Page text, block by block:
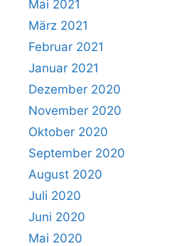
Mai 2021
März 2021
Februar 2021
Januar 2021
Dezember 2020
November 2020
Oktober 2020
September 2020
August 2020
Juli 2020
Juni 2020
Mai 2020